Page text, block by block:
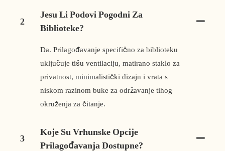
2
Jesu Li Podovi Pogodni Za
Biblioteke?
Da. Prilagođavanje specifično za biblioteku
uključuje tišu ventilaciju, matirano staklo za
privatnost, minimalistički dizajn i vrata s
niskom razinom buke za održavanje tihog
okruženja za čitanje.
3
Koje Su Vrhunske Opcije
Prilagođavanja Dostupne?